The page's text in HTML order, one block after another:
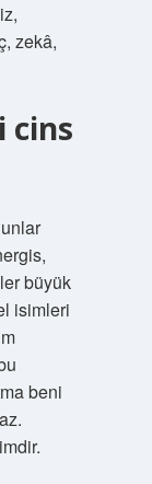
zekâ,
cins
büyük
isimleri
beni